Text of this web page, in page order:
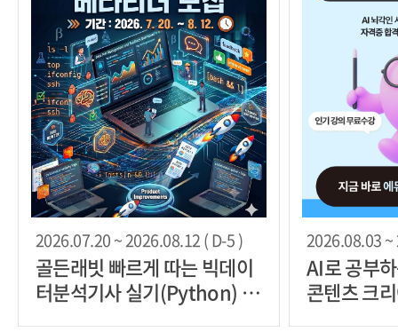
2026.07.20 ~ 2026.08.12 ( D-5 )
골든래빗 빠르게 따는 빅데이
터분석기사 실기(Python) 베
2026.08.03 ~
AI로 공부
콘텐츠 크